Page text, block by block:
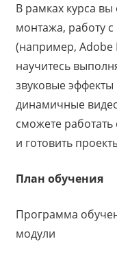
В рамках курса
монтажа, работу
(например, Adobe
научитесь
звуковые эффекты
динамичные
сможете
и готовить
План обучения
Программа
модули